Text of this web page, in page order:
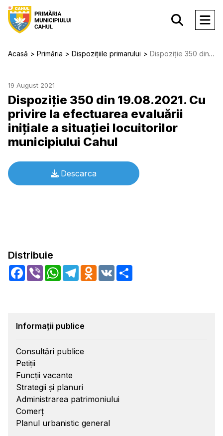
Acasă Primăria Dispozițiile primarului Dispoziție 350 din 19.08.2021. Cu privire la efectuarea evaluării iniţiale a situaţiei locuitorilor municipiului Cahul
19 August 2021
Dispoziție 350 din 19.08.2021. Cu
privire la efectuarea evaluării
iniţiale a situaţiei locuitorilor
municipiului Cahul
Descarca
Distribuie
Facebook
Viber WhatsApp
TelegramOdnoklassniki
VK
Informații publice
Consultări publice
Petiții
Funcții vacante
Strategii și planuri
Administrarea patrimoniului
Comerț
Planul urbanistic general